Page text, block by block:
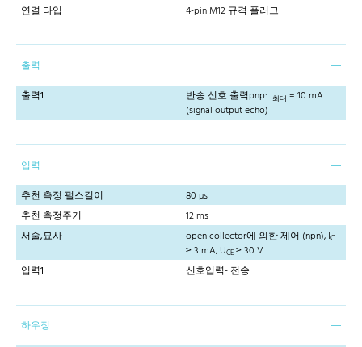
연결 타입 4-pin M12 규격 플러그
출력
출력1
반송 신호 출력pnp: I최대 = 10 mA
(signal output echo)
입력
추천 측정 펄스길이
80 µs
추천 측정주기
12 ms
서술,묘사
open collector에 의한 제어 (npn), IC
≥ 3 mA, UCE ≥ 30 V
입력1
신호입력- 전송
하우징